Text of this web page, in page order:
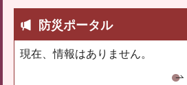
防災ポータル
現在、情報はありません。